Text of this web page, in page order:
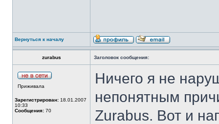
Вернуться к началу
zurabus Заголовок сообщения:
Приживала
Зарегистрирован: 18.01.2007
10:33
Сообщения: 70
Ничего я не
непонятным
Zurabus. Вот и